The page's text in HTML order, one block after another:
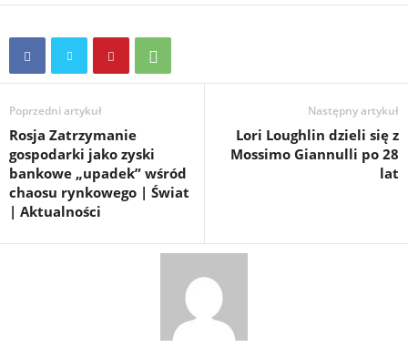
Poprzedni artykuł
Rosja Zatrzymanie
gospodarki jako zyski
bankowe „upadek” wśród
chaosu rynkowego | Świat
| Aktualności
Następny artykuł
Lori Loughlin dzieli się z
Mossimo Giannulli po 28
lat